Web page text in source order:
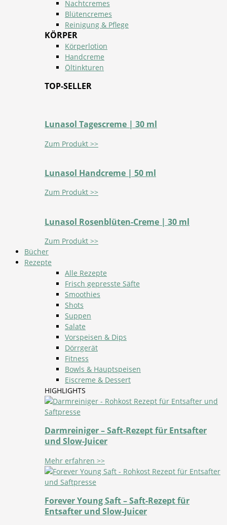
Nachtcremes
Blütencremes
Reinigung & Pflege
KÖRPER
Körperlotion
Handcreme
Öltinkturen
TOP-SELLER
Lunasol Tagescreme | 30 ml
Zum Produkt >>
Lunasol Handcreme | 50 ml
Zum Produkt >>
Lunasol Rosenblüten-Creme | 30 ml
Zum Produkt >>
Bücher
Rezepte
Alle Rezepte
Frisch gepresste Säfte
Smoothies
Shots
Suppen
Salate
Vorspeisen & Dips
Dörrgerät
Fitness
Bowls & Hauptspeisen
Eiscreme & Dessert
HIGHLIGHTS
Darmreiniger – Saft-Rezept für Entsafter
und Slow-Juicer
Mehr erfahren >>
Forever Young Saft – Saft-Rezept für
Entsafter und Slow-Juicer